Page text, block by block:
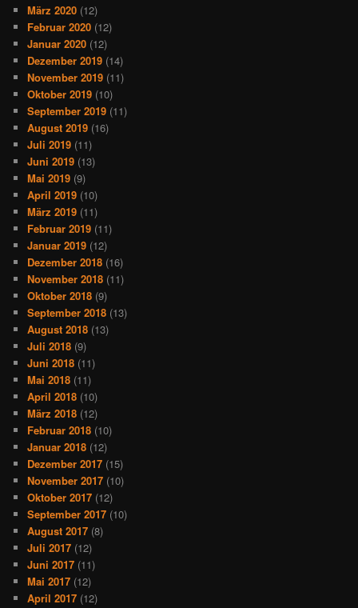
März 2020 (12)
Februar 2020 (12)
Januar 2020 (12)
Dezember 2019 (14)
November 2019 (11)
Oktober 2019 (10)
September 2019 (11)
August 2019 (16)
Juli 2019 (11)
Juni 2019 (13)
Mai 2019 (9)
April 2019 (10)
März 2019 (11)
Februar 2019 (11)
Januar 2019 (12)
Dezember 2018 (16)
November 2018 (11)
Oktober 2018 (9)
September 2018 (13)
August 2018 (13)
Juli 2018 (9)
Juni 2018 (11)
Mai 2018 (11)
April 2018 (10)
März 2018 (12)
Februar 2018 (10)
Januar 2018 (12)
Dezember 2017 (15)
November 2017 (10)
Oktober 2017 (12)
September 2017 (10)
August 2017 (8)
Juli 2017 (12)
Juni 2017 (11)
Mai 2017 (12)
April 2017 (12)